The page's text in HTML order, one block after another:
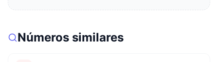
Números similares